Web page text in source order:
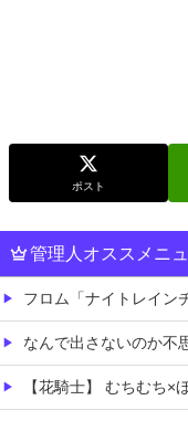
ポスト
管理人オススメニ
フロム「ナイトレインチーム解散
なんで出さないのか不
【花騎士】 むちむち×ほぼ痴女